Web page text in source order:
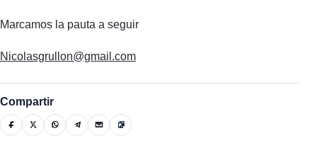
Marcamos la pauta a seguir
Nicolasgrullon@gmail.com
Compartir